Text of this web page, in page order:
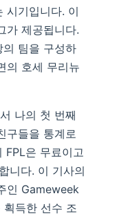
시기입니다. 이
가 제공됩니다.
팀을 구성하
의 호세 무리뉴
나의 첫 번째
구들을 통계로
FPL은 무료이고
니다. 이 기사의
인 Gameweek
획득한 선수 조